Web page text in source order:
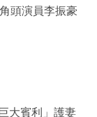
頭演員李振豪
大賓利」護妻